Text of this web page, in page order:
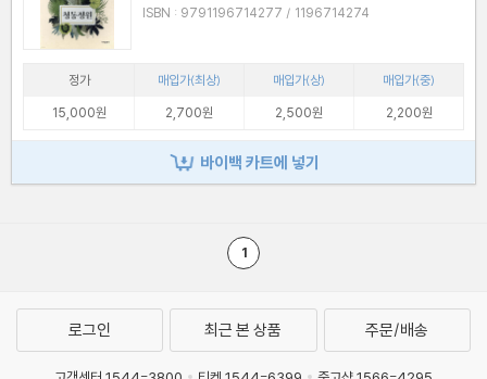
ISBN : 9791196714277 / 1196714274
정가 매입가(최상) 매입가(상)
매입가(중)
15,000원
2,700원 2,500원 2,200원
바이백 카트에 넣기
1
로그인 최근 본 상품 주문/배송